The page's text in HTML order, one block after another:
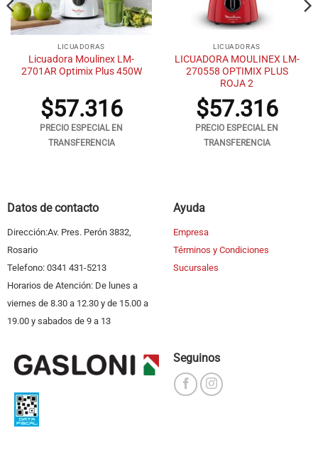
LICUADORAS
Licuadora Moulinex LM-
2701AR Optimix Plus 450W
$57.316
PRECIO ESPECIAL EN
TRANSFERENCIA
LICUADORAS
LICUADORA MOULINEX LM-
270558 OPTIMIX PLUS
ROJA 2
$57.316
PRECIO ESPECIAL EN
TRANSFERENCIA
Datos de contacto
Dirección:Av. Pres. Perón 3832,
Rosario
Telefono: 0341 431-5213
Horarios de Atención: De lunes a
viernes de 8.30 a 12.30 y de 15.00 a
19.00 y sabados de 9 a 13
Ayuda
Empresa
Términos y Condiciones
Sucursales
Seguinos